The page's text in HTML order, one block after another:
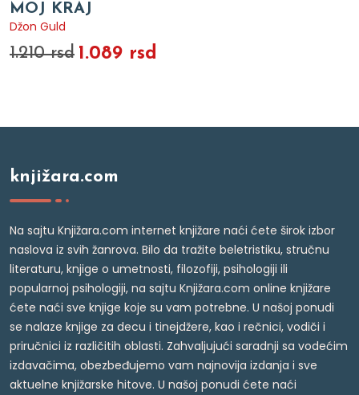
MOJ KRAJ
Džon Guld
1.210 rsd 1.089 rsd
knjižara.com
Na sajtu Knjižara.com internet knjižare naći ćete širok izbor
naslova iz svih žanrova. Bilo da tražite beletristiku, stručnu
literaturu, knjige o umetnosti, filozofiji, psihologiji ili
popularnoj psihologiji, na sajtu Knjižara.com online knjižare
ćete naći sve knjige koje su vam potrebne. U našoj ponudi
se nalaze knjige za decu i tinejdžere, kao i rečnici, vodiči i
priručnici iz različitih oblasti. Zahvaljujući saradnji sa vodećim
izdavačima, obezbeđujemo vam najnovija izdanja i sve
aktuelne knjižarske hitove. U našoj ponudi ćete naći